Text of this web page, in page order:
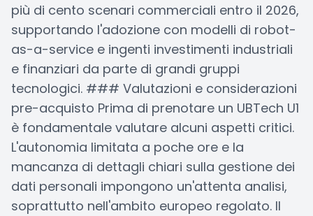
più di cento scenari commerciali entro il 2026,
supportando l'adozione con modelli di robot-
as-a-service e ingenti investimenti industriali
e finanziari da parte di grandi gruppi
tecnologici. ### Valutazioni e considerazioni
pre-acquisto Prima di prenotare un UBTech U1
è fondamentale valutare alcuni aspetti critici.
L'autonomia limitata a poche ore e la
mancanza di dettagli chiari sulla gestione dei
dati personali impongono un'attenta analisi,
soprattutto nell'ambito europeo regolato. Il